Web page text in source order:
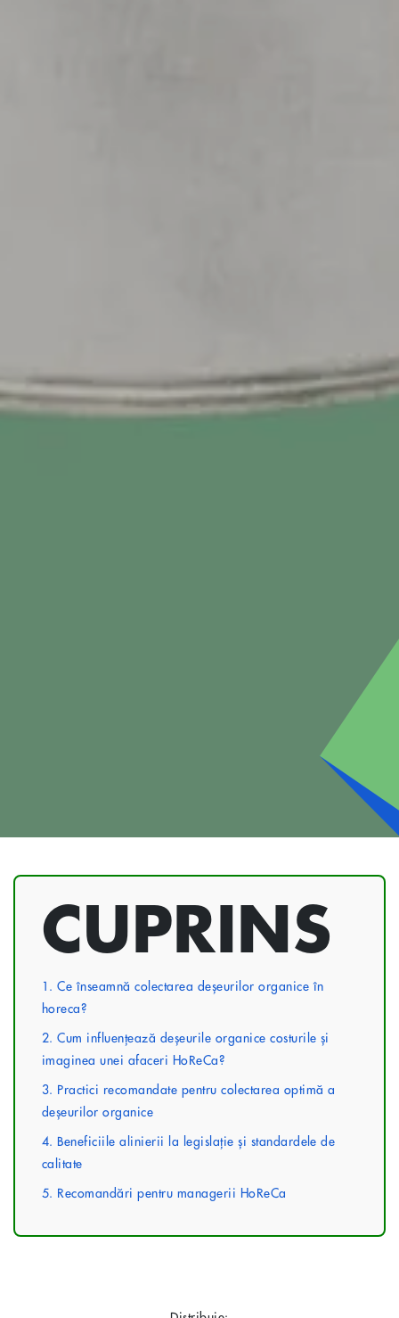
CUPRINS
1. Ce înseamnă colectarea deșeurilor organice în
horeca?
2. Cum influențează deșeurile organice costurile și
imaginea unei afaceri HoReCa?
3. Practici recomandate pentru colectarea optimă a
deșeurilor organice
4. Beneficiile alinierii la legislație și standardele de
calitate
5. Recomandări pentru managerii HoReCa